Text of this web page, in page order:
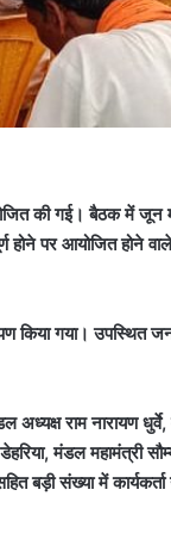
की गई। बैठक में जून
पर आयोजित होने
किया गया। उपस्थित
राम नारायण
मंडल महामंत्री
बड़ी संख्या में